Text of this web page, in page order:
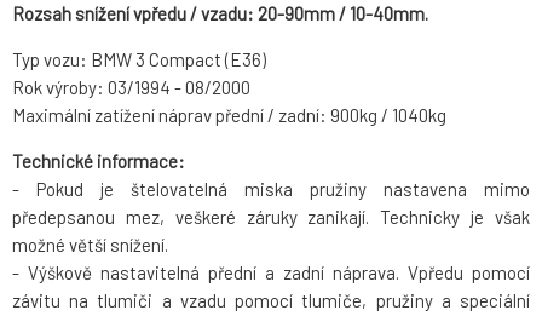
Rozsah snížení vpředu / vzadu: 20-90mm / 10-40mm.
Typ vozu: BMW 3 Compact (E36)
Rok výroby: 03/1994 - 08/2000
Maximální zatížení náprav přední / zadní: 900kg / 1040kg
Technické informace:
- Pokud je štelovatelná miska pružiny nastavena mimo
předepsanou mez, veškeré záruky zanikají. Technicky je však
možné větší snížení.
- Výškově nastavitelná přední a zadní náprava. Vpředu pomocí
závitu na tlumiči a vzadu pomocí tlumiče, pružiny a speciální